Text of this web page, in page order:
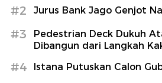
#2 Jurus Bank Jago Genjot
#3
Pedestrian Deck Dukuh
Dibangun dari Langkah
#4 Istana Putuskan Calon